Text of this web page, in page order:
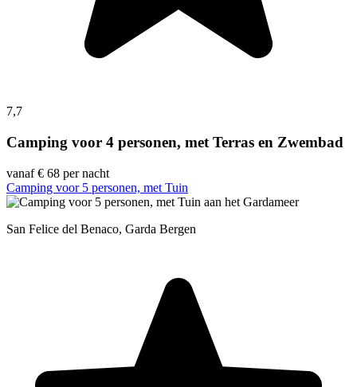
7,7
Camping voor 4 personen, met Terras en Zwembad
vanaf € 68 per nacht
Camping voor 5 personen, met Tuin
San Felice del Benaco, Garda Bergen